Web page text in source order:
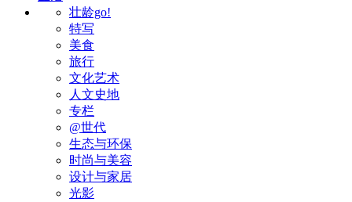
壮龄go!
特写
美食
旅行
文化艺术
人文史地
专栏
@世代
生态与环保
时尚与美容
设计与家居
光影